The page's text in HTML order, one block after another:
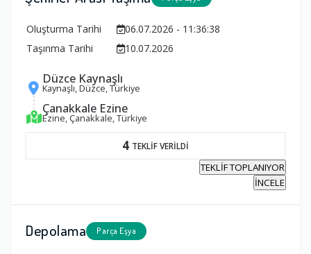
Oluşturma Tarihi
06.07.2026 - 11:36:38
Taşınma Tarihi
10.07.2026
Düzce Kaynaşlı
Kaynaşlı, Düzce, Türkiye
Çanakkale Ezine
Ezine, Çanakkale, Türkiye
4 TEKLİF VERİLDİ
TEKLİF TOPLANIYOR
İNCELE
Depolama Parça Eşya